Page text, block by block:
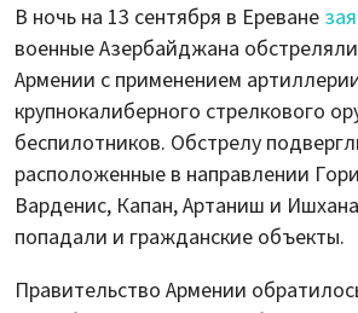
В ночь на 13 сентября в Ереване
военные Азербайджана
Армении с применением
крупнокалиберного стрелкового
беспилотников. Обстрелу
расположенные в направлении
Варденис, Капан, Артаниш и
попадали и гражданские объекты.
Правительство Армении